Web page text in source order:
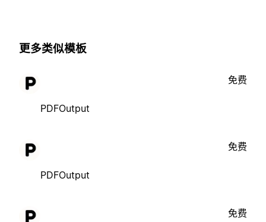
更多类似模板
PDFOutput
免费
PDFOutput
免费
免费